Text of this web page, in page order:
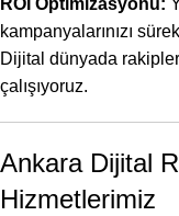
ROI Optimizasyonu:
kampanyalarınızı
Dijital dünyada
çalışıyoruz.
Ankara Dijital
Hizmetlerimiz